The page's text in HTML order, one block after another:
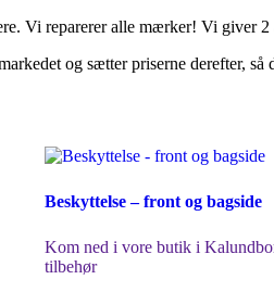
Vi reparerer alle mærker! Vi giver
og sætter priserne derefter, så
Beskyttelse – front og bagside
Kom ned i vore butik i
tilbehør